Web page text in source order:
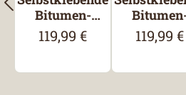
Bitumen-
Dachbahn
Regulärer Preis:
119,99 €
Dachbahn,
besandet
119,99 €